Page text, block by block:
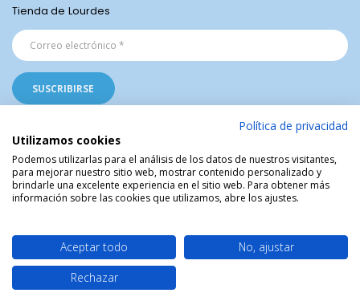
Tienda de Lourdes
La Tienda Religiosa de Lourdes © | Venta de artículos religiosos del Santuario
de Lourdes en Francia | Arte Sacro | Objetos sagrados
Política de privacidad
Utilizamos cookies
Podemos utilizarlas para el análisis de los datos de nuestros visitantes,
para mejorar nuestro sitio web, mostrar contenido personalizado y
brindarle una excelente experiencia en el sitio web. Para obtener más
información sobre las cookies que utilizamos, abre los ajustes.
Aceptar todo
No, ajustar
Rechazar